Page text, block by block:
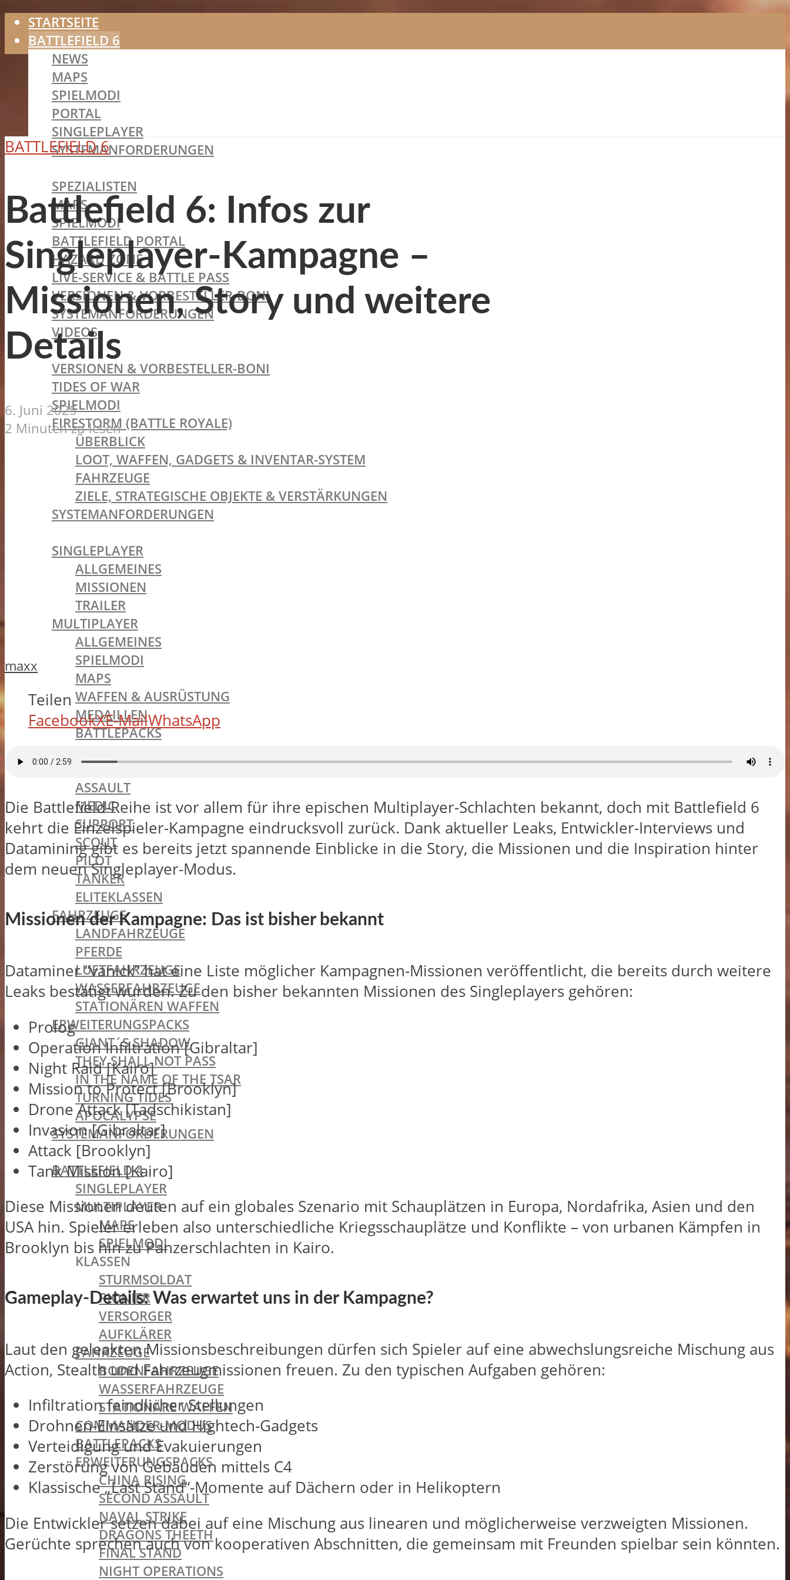
STARTSEITE
BATTLEFIELD 6
NEWS
MAPS
SPIELMODI
PORTAL
SINGLEPLAYER
SYSTEMANFORDERUNGEN
SPEZIALISTEN
MAPS
SPIELMODI
BATTLEFIELD PORTAL
HAZARD ZONE
LIVE-SERVICE & BATTLE PASS
VERSIONEN & VORBESTELLER-BONI
SYSTEMANFORDERUNGEN
VIDEOS
BATTLEFIELD V
VERSIONEN & VORBESTELLER-BONI
TIDES OF WAR
SPIELMODI
FIRESTORM (BATTLE ROYALE)
ÜBERBLICK
LOOT, WAFFEN, GADGETS & INVENTAR-SYSTEM
FAHRZEUGE
ZIELE, STRATEGISCHE OBJEKTE & VERSTÄRKUNGEN
SYSTEMANFORDERUNGEN
SINGLEPLAYER
ALLGEMEINES
MISSIONEN
TRAILER
MULTIPLAYER
ALLGEMEINES
SPIELMODI
MAPS
WAFFEN & AUSRÜSTUNG
MEDAILLEN
BATTLEPACKS
KLASSEN
ASSAULT
MEDIC
SUPPORT
SCOUT
PILOT
TANKER
ELITEKLASSEN
FAHRZEUGE
LANDFAHRZEUGE
PFERDE
LUFTFAHRZEUGE
WASSERFAHRZEUGE
STATIONÄREN WAFFEN
ERWEITERUNGSPACKS
GIANT´S SHADOW
THEY SHALL NOT PASS
IN THE NAME OF THE TSAR
TURNING TIDES
APOCALYPSE
SYSTEMANFORDERUNGEN
BATTLEFIELD OLDIES
BATTLEFIELD 4
SINGLEPLAYER
MULTIPLAYER
MAPS
SPIELMODI
KLASSEN
STURMSOLDAT
PIONIER
VERSORGER
AUFKLÄRER
FAHRZEUGE
BODENFAHRZEUGE
WASSERFAHRZEUGE
STATIONÄRE WAFFEN
COMMANDER-MODUS
BATTLEPACKS
ERWEITERUNGSPACKS
CHINA RISING
SECOND ASSAULT
NAVAL STRIKE
DRAGONS THEETH
FINAL STAND
NIGHT OPERATIONS
BATTLEFIELD 6
Battlefield 6: Infos zur
Singleplayer-Kampagne –
Missionen, Story und weitere
Details
6. Juni 2025
2 Minuten zu lesen
maxx
Teilen
FacebookXE-MailWhatsApp
Die Battlefield-Reihe ist vor allem für ihre epischen Multiplayer-Schlachten bekannt, doch mit Battlefield 6
kehrt die Einzelspieler-Kampagne eindrucksvoll zurück. Dank aktueller Leaks, Entwickler-Interviews und
Datamining gibt es bereits jetzt spannende Einblicke in die Story, die Missionen und die Inspiration hinter
dem neuen Singleplayer-Modus.
Missionen der Kampagne: Das ist bisher bekannt
Dataminer “vanick” hat eine Liste möglicher Kampagnen-Missionen veröffentlicht, die bereits durch weitere
Leaks bestätigt wurden. Zu den bisher bekannten Missionen des Singleplayers gehören:
Prolog
Operation Infiltration [Gibraltar]
Night Raid [Kairo]
Mission to Protect [Brooklyn]
Drone Attack [Tadschikistan]
Invasion [Gibraltar]
Attack [Brooklyn]
Tank Mission [Kairo]
Diese Missionen deuten auf ein globales Szenario mit Schauplätzen in Europa, Nordafrika, Asien und den
USA hin. Spieler erleben also unterschiedliche Kriegsschauplätze und Konflikte – von urbanen Kämpfen in
Brooklyn bis hin zu Panzerschlachten in Kairo.
Gameplay-Details: Was erwartet uns in der Kampagne?
Laut den geleakten Missionsbeschreibungen dürfen sich Spieler auf eine abwechslungsreiche Mischung aus
Action, Stealth und Fahrzeugmissionen freuen. Zu den typischen Aufgaben gehören:
Infiltration feindlicher Stellungen
Drohnen-Einsätze und Hightech-Gadgets
Verteidigung und Evakuierungen
Zerstörung von Gebäuden mittels C4
Klassische „Last Stand“-Momente auf Dächern oder in Helikoptern
Die Entwickler setzen dabei auf eine Mischung aus linearen und möglicherweise verzweigten Missionen.
Gerüchte sprechen auch von kooperativen Abschnitten, die gemeinsam mit Freunden spielbar sein könnten.